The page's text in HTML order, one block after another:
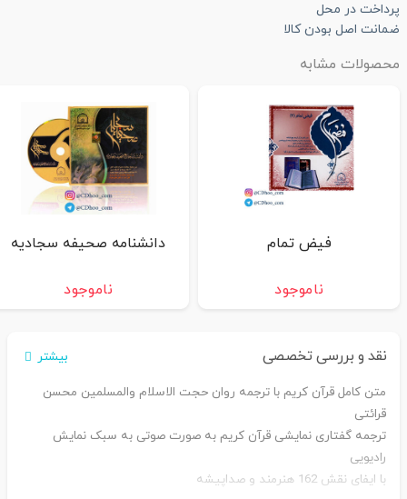
پرداخت در محل
ضمانت اصل بودن کالا
محصولات مشابه
فیض تمام
ناموجود
دانشنامه صحیفه سجادیه
ناموجود
نقد و بررسی تخصصی بیشتر
متن کامل قرآن کریم با ترجمه روان حجت الاسلام والمسلمین محسن
قرائتی
ترجمه گفتاری نمایشی قرآن کریم به صورت صوتی به سبک نمایش
رادیویی
با ایفای نقش 162 هنرمند و صداپیشه